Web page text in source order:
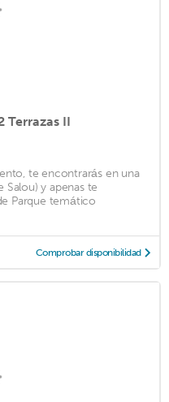
Terrazas II
te encontrarás en una
Salou) y apenas te
Parque temático
Comprobar disponibilidad